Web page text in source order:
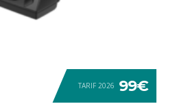
TARIF 2026 99€